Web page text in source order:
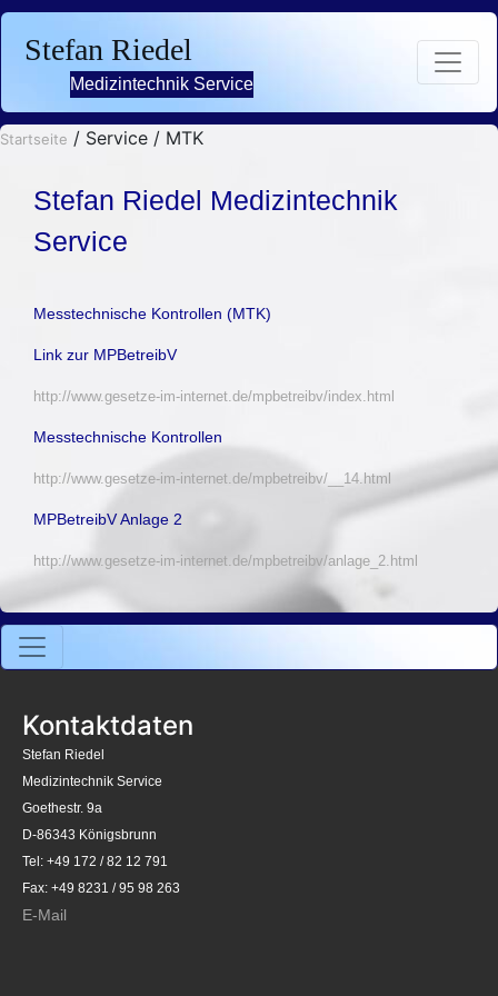
Stefan Riedel
Medizintechnik Service
Startseite / Service / MTK
Stefan Riedel Medizintechnik
Service
Messtechnische Kontrollen (MTK)
Link zur MPBetreibV
http://www.gesetze-im-internet.de/mpbetreibv/index.html
Messtechnische Kontrollen
http://www.gesetze-im-internet.de/mpbetreibv/__14.html
MPBetreibV Anlage 2
http://www.gesetze-im-internet.de/mpbetreibv/anlage_2.html
Kontaktdaten
Stefan Riedel
Medizintechnik Service
Goethestr. 9a
D-86343 Königsbrunn
Tel: +49 172 / 82 12 791
Fax: +49 8231 / 95 98 263
E-Mail